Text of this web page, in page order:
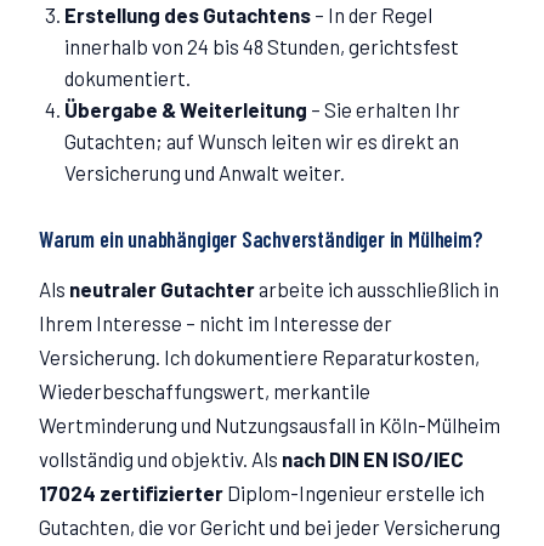
Erstellung des Gutachtens– In der Regel
innerhalb von 24 bis 48 Stunden, gerichtsfest
dokumentiert.
Übergabe & Weiterleitung – Sie erhalten Ihr
Gutachten; auf Wunsch leiten wir es direkt an
Versicherung und Anwalt weiter.
Warum ein unabhängiger Sachverständiger in Mülheim?
Als neutraler Gutachterarbeite ich ausschließlich in
Ihrem Interesse – nicht im Interesse der
Versicherung. Ich dokumentiere Reparaturkosten,
Wiederbeschaffungswert, merkantile
Wertminderung und Nutzungsausfall in Köln-Mülheim
vollständig und objektiv. Als nach DIN EN ISO/IEC
17024 zertifizierter Diplom-Ingenieur erstelle ich
Gutachten, die vor Gericht und bei jeder Versicherung